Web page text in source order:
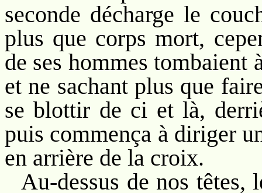
seconde décharge le
plus que corps mort,
de ses hommes tombaient
et ne sachant plus que
se blottir de ci et là,
puis commença à diriger
en arrière de la croix.
Au-dessus de nos têtes,